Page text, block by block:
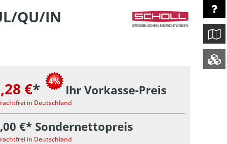
QU/IN
€* Ihr Vorkasse-Preis
in Deutschland
€* Sondernettopreis
in Deutschland